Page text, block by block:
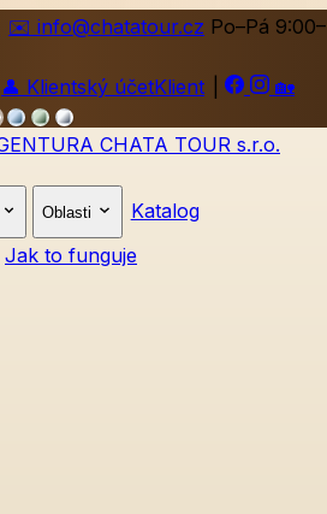
✉️ info@chatatour.cz Po–Pá 9:00–
👤 Klientský účetKlient
🏡
Oblasti
Katalog
Jak to funguje